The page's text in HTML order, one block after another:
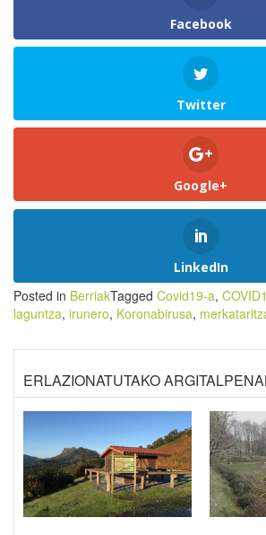
Facebook
Twitter
Google+
LinkedIn
Posted in BerriakTagged Covid19-a,
laguntza, irunero, Koronabirusa,
ERLAZIONATUTAKO